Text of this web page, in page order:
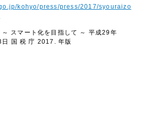
kohyo/press/press/2017/syouraizo
スマート化を目指して ～ 平成29年
日 国 税 庁 2017. 年版